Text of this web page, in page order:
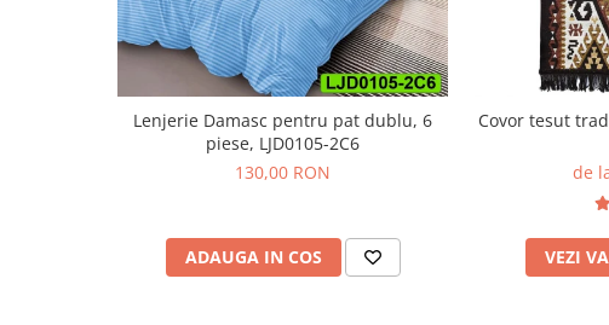
Lenjerie Damasc pentru pat dublu, 6
piese, LJD0105-2C6
130,00 RON
ADAUGA IN COS
Covor tesut
de
VEZI